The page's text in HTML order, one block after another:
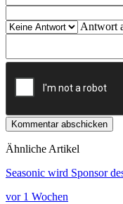
Antwort
Kommentar abschicken
Ähnliche Artikel
Seasonic wird Sponsor
vor 1 Wochen